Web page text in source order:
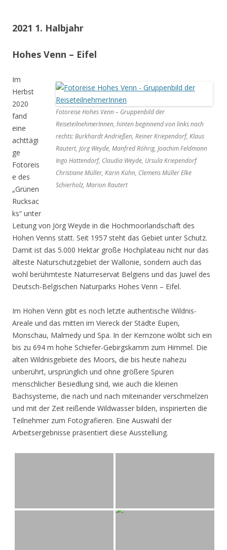
2021 1. Halbjahr
Hohes Venn – Eifel
Fotoreise Hohes Venn – Gruppenbild der
ReiseteilnehmerInnen, hinten beginnend von links nach
rechts: Burkhardt Andrießen, Reiner Kriependorf, Klaus
Rautert, Jörg Weyde, Manfred Röhrig, Joachim Feldmann
Ingo Hattendorf, Claudia Weyde, Ursula Kriependorf
Christiane Müller, Karin Kühn, Clemens Müller Elke
Schierholz, Marion Rautert
Im
Herbst
2020
fand
eine
achttägi
ge
Fotoreis
e des
„Grünen
Rucksac
ks“ unter
Leitung von Jörg Weyde in die Hochmoorlandschaft des
Hohen Venns statt. Seit 1957 steht das Gebiet unter Schutz.
Damit ist das 5.000 Hektar große Hochplateau nicht nur das
älteste Naturschutzgebiet der Wallonie, sondern auch das
wohl berühmteste Naturreservat Belgiens und das Juwel des
Deutsch-Belgischen Naturparks Hohes Venn – Eifel.
Im Hohen Venn gibt es noch letzte authentische Wildnis-
Areale und das mitten im Viereck der Städte Eupen,
Monschau, Malmedy und Spa. In der Kernzone wölbt sich ein
bis zu 694 m hohe Schiefer-Gebirgskamm zum Himmel. Die
alten Wildnisgebiete des Moors, die bis heute nahezu
unberührt, ursprünglich und ohne größere Spuren
menschlicher Besiedlung sind, wie auch die kleinen
Bachsysteme, die nach und nach miteinander verschmelzen
und mit der Zeit reißende Wildwasser bilden, inspirierten die
Teilnehmer zum Fotografieren. Eine Auswahl der
Arbeitsergebnisse präsentiert diese Ausstellung.